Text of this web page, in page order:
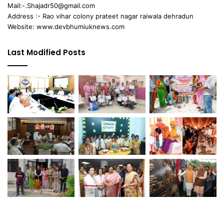
Mail:-.Shajadr50@gmail.com
Address :- Rao vihar colony prateet nagar raiwala dehradun
Website: www.devbhumiuknews.com
Last Modified Posts